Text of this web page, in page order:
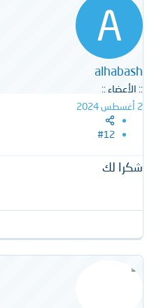
A
alhabash
:: الأعضاء ::
2 أغسطس 2024
#12
شكرا لك